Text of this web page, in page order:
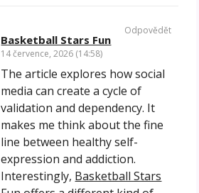
Basketball Stars Fun
14 července, 2026 (14:58)
The article explores how social
media can create a cycle of
validation and dependency. It
makes me think about the fine
line between healthy self-
expression and addiction.
Interestingly, Basketball Stars
Odpovědět